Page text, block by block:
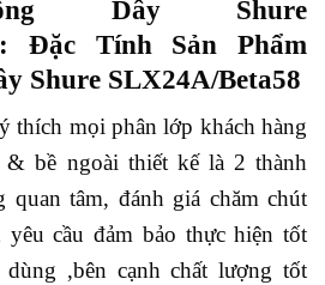
Dây Shure
Đặc Tính Sản Phẩm
Shure SLX24A/Beta58
thích mọi phân lớp khách hàng
& bề ngoài thiết kế là 2 thành
quan tâm, đánh giá chăm chút
yêu cầu đảm bảo thực hiện tốt
,bên cạnh chất lượng tốt